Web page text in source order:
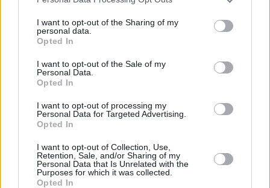
not limited to your visit or usage behaviour. You may click to
grant or deny consent to Google and its third-party tags to
use your data for below specified purposes in below Google
consent section.
I want to opt-out of the Sharing of my
personal data.
Opted In
I want to opt-out of the Sale of my
Personal Data.
Opted In
I want to opt-out of processing my
Personal Data for Targeted Advertising.
Opted In
I want to opt-out of Collection, Use,
Retention, Sale, and/or Sharing of my
Personal Data that Is Unrelated with the
Purposes for which it was collected.
Opted In
Hirdetés